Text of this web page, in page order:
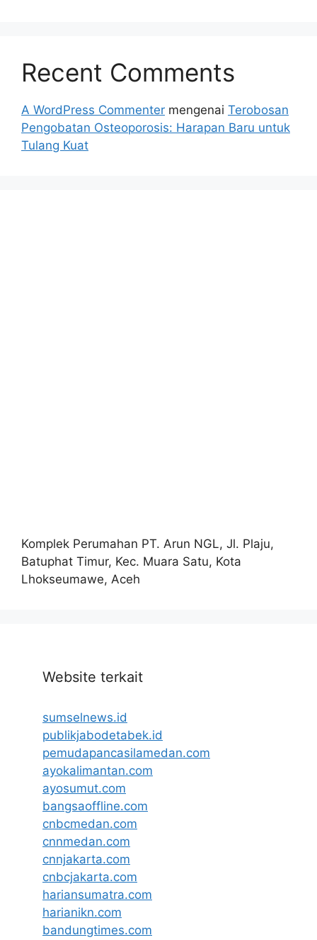
Recent Comments
A WordPress Commenter mengenai Terobosan
Pengobatan Osteoporosis: Harapan Baru untuk
Tulang Kuat
Komplek Perumahan PT. Arun NGL, Jl. Plaju,
Batuphat Timur, Kec. Muara Satu, Kota
Lhokseumawe, Aceh
Website terkait
sumselnews.id
publikjabodetabek.id
pemudapancasilamedan.com
ayokalimantan.com
ayosumut.com
bangsaoffline.com
cnbcmedan.com
cnnmedan.com
cnnjakarta.com
cnbcjakarta.com
hariansumatra.com
harianikn.com
bandungtimes.com